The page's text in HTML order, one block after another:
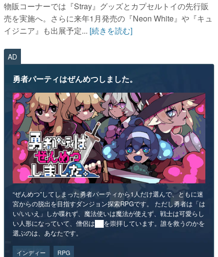
物販コーナーでは『Stray』グッズとカプセルトイの先行販
売を実施へ。さらに来年1月発売の『Neon White』や『キュ
イジニア』も出展予定... [続きを読む]
AD
勇者パーティはぜんめつしました。
“ぜんめつ”してしまった勇者パーティから1人だけ選んで、ともに迷
宮からの脱出を目指すダンジョン探索RPGです。 ただし勇者は「は
い/いいえ」しか喋れず、魔法使いは魔法が使えず、戦士は可愛らし
い人形になっていて、僧侶は██を崇拝しています。誰を救うのかを
選ぶのは、あなたです。
インディー RPG